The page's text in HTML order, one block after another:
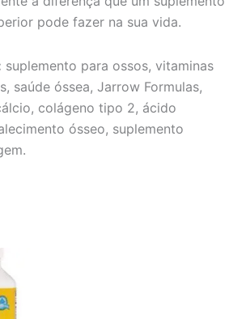
pode fazer na sua vida.
suplemento para ossos, vitaminas
saúde óssea, Jarrow Formulas,
colágeno tipo 2, ácido
ósseo, suplemento